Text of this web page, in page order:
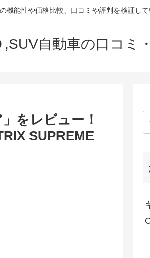
能性や価格比較、口コミや評判を検証して
自動車の口コミ
をレビュー！
SUPREME